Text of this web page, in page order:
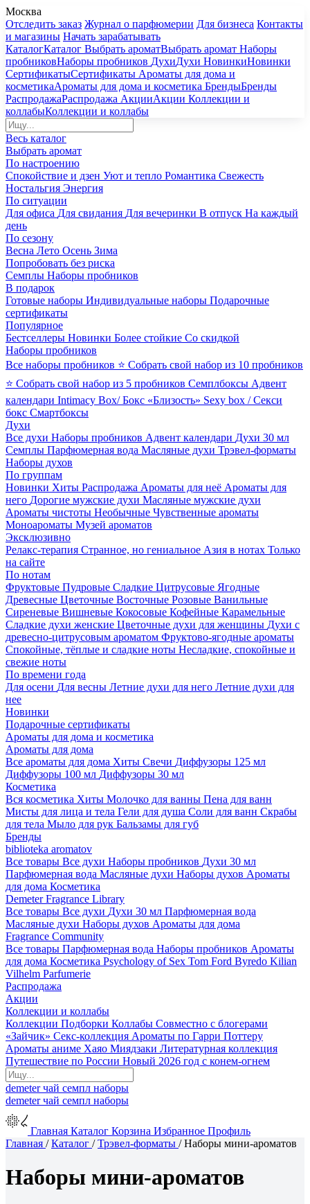
Москва
Отследить заказ Журнал о парфюмерии Для бизнеса Контакты
и магазины Начать зарабатывать
КаталогКаталог Выбрать ароматВыбрать аромат Наборы
пробниковНаборы пробников ДухиДухи НовинкиНовинки
СертификатыСертификаты Ароматы для дома и
косметикаАроматы для дома и косметика БрендыБренды
РаспродажаРаспродажа АкцииАкции Коллекции и
коллабыКоллекции и коллабы
Весь каталог
Выбрать аромат
По настроению
Спокойствие и дзен Уют и тепло Романтика Свежесть
Ностальгия Энергия
По ситуации
Для офиса Для свидания Для вечеринки В отпуск На каждый
день
По сезону
Весна Лето Осень Зима
Попробовать без риска
Семплы Наборы пробников
В подарок
Готовые наборы Индивидуальные наборы Подарочные
сертификаты
Популярное
Бестселлеры Новинки Более стойкие Со скидкой
Наборы пробников
Все наборы пробников ⭐ Собрать свой набор из 10 пробников
⭐ Собрать свой набор из 5 пробников Семплбоксы Адвент
календари Intimacy Box/ Бокс «Близость» Sexy box / Секси
бокс Смартбоксы
Духи
Все духи Наборы пробников Адвент календари Духи 30 мл
Семплы Парфюмерная вода Масляные духи Трэвел-форматы
Наборы духов
По группам
Новинки Хиты Распродажа Ароматы для неё Ароматы для
него Дорогие мужские духи Масляные мужские духи
Ароматы чистоты Необычные Чувственные ароматы
Моноароматы Музей ароматов
Эксклюзивно
Релакс-терапия Странное, но гениальное Азия в нотах Только
на сайте
По нотам
Фруктовые Пудровые Сладкие Цитрусовые Ягодные
Древесные Цветочные Восточные Розовые Ванильные
Сиреневые Вишневые Кокосовые Кофейные Карамельные
Сладкие духи женские Цветочные духи для женщины Духи с
древесно-цитрусовым ароматом Фруктово-ягодные ароматы
Спокойные, тёплые и сладкие ноты Несладкие, спокойные и
свежие ноты
По времени года
Для осени Для весны Летние духи для него Летние духи для
нее
Новинки
Подарочные сертификаты
Ароматы для дома и косметика
Ароматы для дома
Все ароматы для дома Хиты Свечи Диффузоры 125 мл
Диффузоры 100 мл Диффузоры 30 мл
Косметика
Вся косметика Хиты Молочко для ванны Пена для ванн
Мисты для лица и тела Гели для душа Соли для ванн Скрабы
для тела Мыло для рук Бальзамы для губ
Бренды
biblioteka aromatov
Все товары Все духи Наборы пробников Духи 30 мл
Парфюмерная вода Масляные духи Наборы духов Ароматы
для дома Косметика
Demeter Fragrance Library
Все товары Все духи Духи 30 мл Парфюмерная вода
Масляные духи Наборы духов Ароматы для дома
Fragrance Community
Все товары Парфюмерная вода Наборы пробников Ароматы
для дома Косметика Psychology of Sex Tom Ford Byredo Kilian
Vilhelm Parfumerie
Распродажа
Акции
Коллекции и коллабы
Коллекции Подборки Коллабы Совместно с блогерами
«Зайчик» Секс-коллекция Ароматы по Гарри Поттеру
Ароматы аниме Хаяо Миядзаки Литературная коллекция
Путешествие по России Новый 2026 год с конем-огнем
demeterчай семпл наборы
demeterчай семпл наборы
Главная Каталог Корзина Избранное Профиль
Главная /Каталог /Трэвел-форматы /Наборы мини-ароматов
Наборы мини-ароматов